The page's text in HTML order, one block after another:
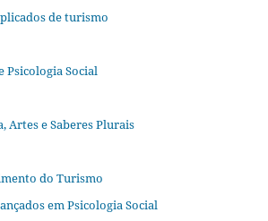
de turismo
Psicologia Social
Artes e Saberes Plurais
do Turismo
em Psicologia Social